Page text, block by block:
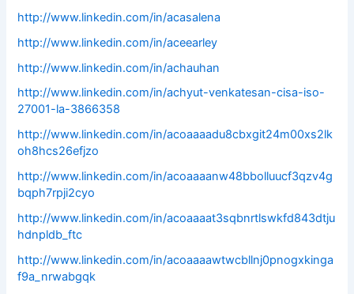
http://www.linkedin.com/in/acasalena
http://www.linkedin.com/in/aceearley
http://www.linkedin.com/in/achauhan
http://www.linkedin.com/in/achyut-venkatesan-cisa-iso-
27001-la-3866358
http://www.linkedin.com/in/acoaaaadu8cbxgit24m00xs2lk
oh8hcs26efjzo
http://www.linkedin.com/in/acoaaaanw48bbolluucf3qzv4g
bqph7rpji2cyo
http://www.linkedin.com/in/acoaaaat3sqbnrtlswkfd843dtju
hdnpldb_ftc
http://www.linkedin.com/in/acoaaaawtwcbllnj0pnogxkinga
f9a_nrwabgqk